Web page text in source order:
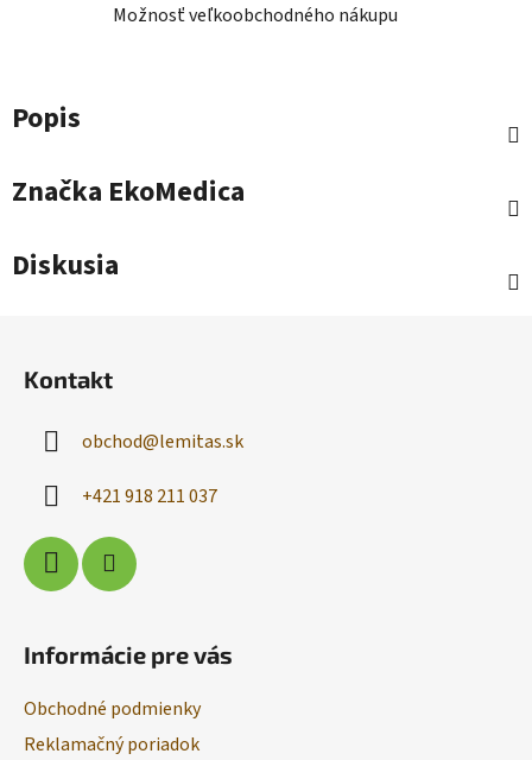
Možnosť veľkoobchodného nákupu
Popis
Značka EkoMedica
Diskusia
Kontakt
obchod@lemitas.sk
+421 918 211 037
Informácie pre vás
Obchodné podmienky
Reklamačný poriadok